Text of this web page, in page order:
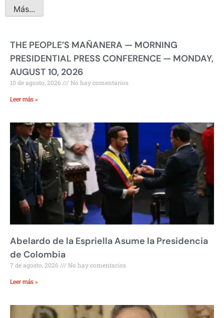
Más...
THE PEOPLE’S MAÑANERA — MORNING
PRESIDENTIAL PRESS CONFERENCE — MONDAY,
AUGUST 10, 2026
10 de agosto, 2026 No hay comentarios
Leer más »
Abelardo de la Espriella Asume la Presidencia
de Colombia
7 de agosto, 2026 No hay comentarios
Leer más »